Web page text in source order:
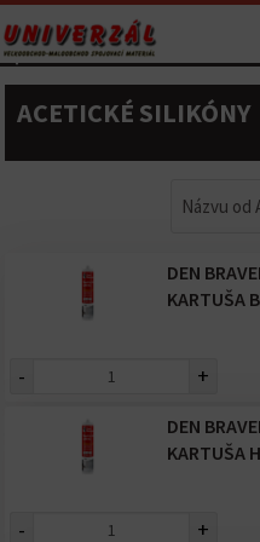
ACETICKÉ SILIKÓNY
Názvu od
DEN
KARTUŠA
- +
DEN
KARTUŠA
- +